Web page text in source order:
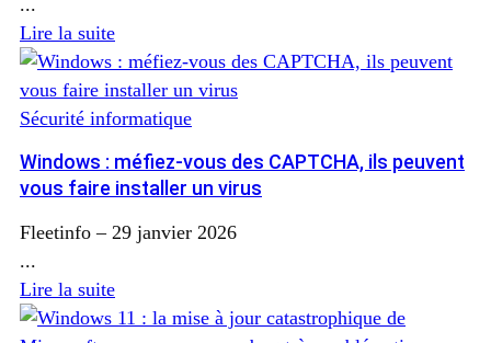
...
Lire la suite
Sécurité informatique
Windows : méfiez-vous des CAPTCHA, ils peuvent
vous faire installer un virus
Fleetinfo – 29 janvier 2026
...
Lire la suite